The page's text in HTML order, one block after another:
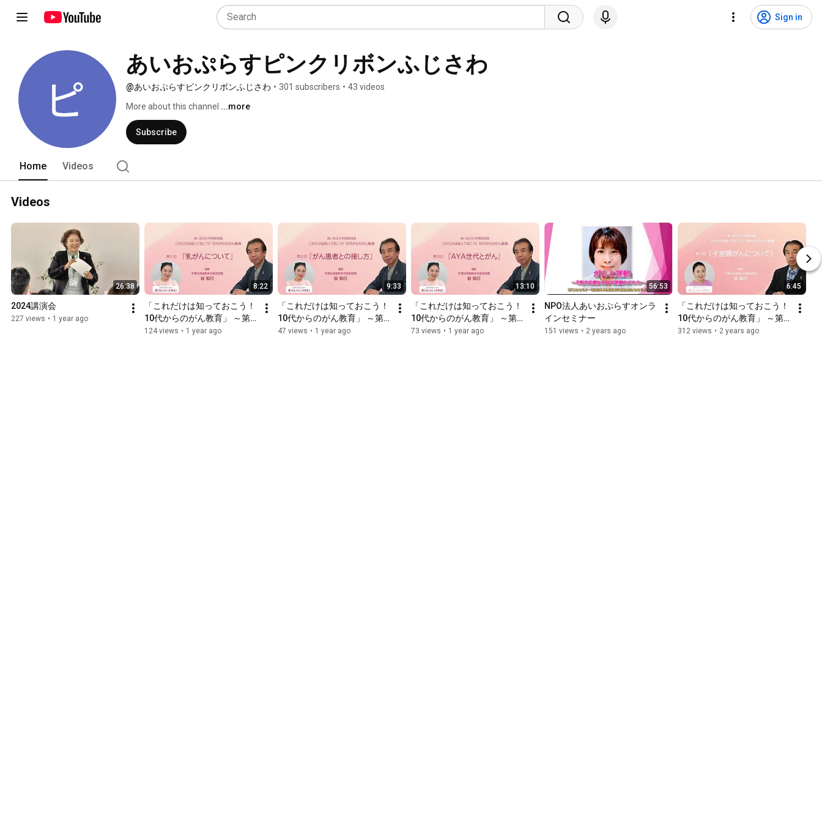
Sign in
あいおぷらすピンクリボンふじさわ
@あいおぷらすピンクリボンふじさわ • 301 subscribers • 43 videos
More about this channel ...more
Subscribe
Home Videos
Videos
26:38
2024講演会
227 views • 1 year ago
8:22
「これだけは知っておこう！
10代からのがん教育」 ～第6
回『乳がんについて』～
124 views • 1 year ago
9:33
「これだけは知っておこう！
10代からのがん教育」 ～第5
回『がん患者との接し方』～
47 views • 1 year ago
13:10
「これだけは知っておこう！
10代からのがん教育」 ～第4
回『AYA世代とがん』～
73 views • 1 year ago
56:53
NPO法人あいおぷらすオンラ
インセミナー
151 views • 2 years ago
6:45
「これだけは知っておこう！
10代からのがん教育」 ～第3
回『子宮頸がんについて』～
312 views • 2 years ago